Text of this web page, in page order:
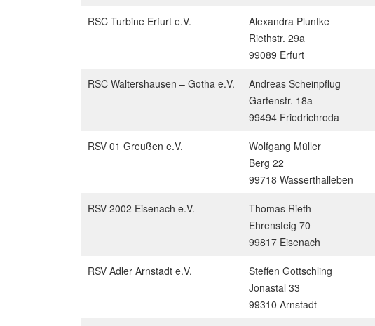
RSC Turbine Erfurt e.V.
Alexandra Pluntke
Riethstr. 29a
99089 Erfurt
RSC Waltershausen – Gotha e.V.
Andreas Scheinpflug
Gartenstr. 18a
99494 Friedrichroda
RSV 01 Greußen e.V.
Wolfgang Müller
Berg 22
99718 Wasserthalleben
RSV 2002 Eisenach e.V.
Thomas Rieth
Ehrensteig 70
99817 Eisenach
RSV Adler Arnstadt e.V.
Steffen Gottschling
Jonastal 33
99310 Arnstadt